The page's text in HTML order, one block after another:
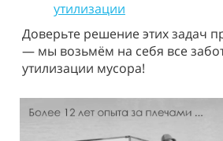
утилизации
Доверьте решение этих задач
— мы возьмём на себя все
утилизации мусора!